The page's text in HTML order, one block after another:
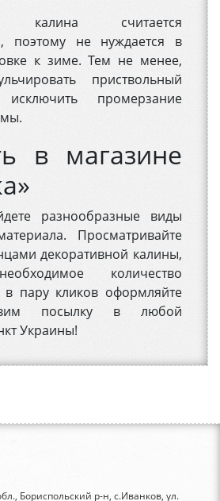
калина считается
поэтому не нуждается в
к зиме. Тем не менее,
приствольный
промерзание
в магазине
разнообразные виды
Просматривайте
декоративной калины,
количество
в пару кликов оформляйте
посылку в любой
Украины!
Бориспольский р-н, с.Иванков, ул.